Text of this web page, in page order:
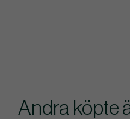
Andra köpte